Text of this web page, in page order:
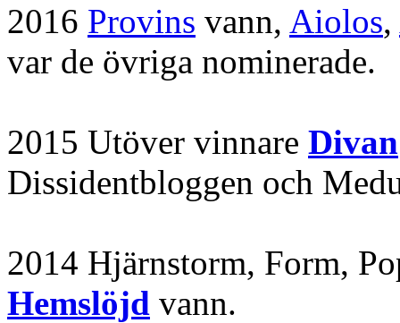
2016 Provins vann, Aiolos,
var de övriga nominerade.
2015 Utöver vinnare Divan
Dissidentbloggen och
2014 Hjärnstorm, Form,
Hemslöjd vann.